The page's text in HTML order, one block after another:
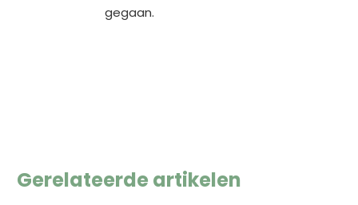
gegaan.
Gerelateerde artikelen